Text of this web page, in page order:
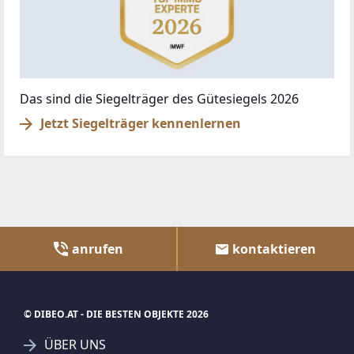
Das sind die Siegelträger des Gütesiegels 2026
Jetzt Siegelträger kennenlernen
anrufen kontaktieren
© DIBEO.AT - DIE BESTEN OBJEKTE 2026
ÜBER UNS